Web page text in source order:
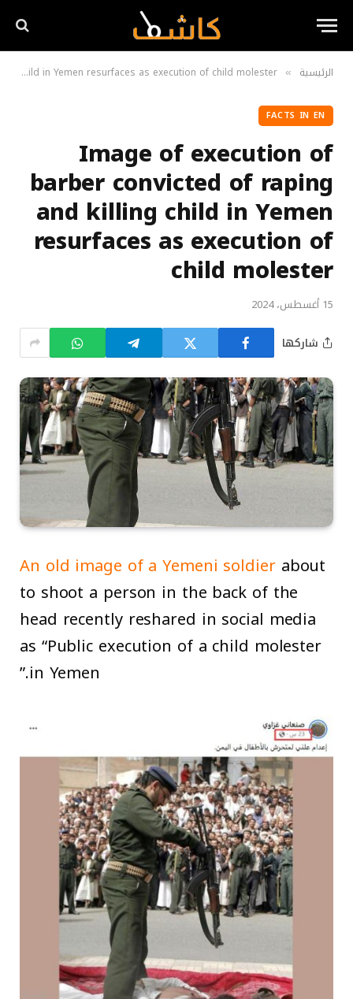
الرئيسية »
Image of execution of barber convicted of raping and killing child in Yemen resurfaces as execution of child molester
FACTS IN EN
Image of execution of
barber convicted of raping
and killing child in Yemen
resurfaces as execution of
child molester
15 أغسطس، 2024
شاركها
An old image of a Yemeni soldierabout
to shoot a person in the back of the
head recently reshared in social media
as “Public execution of a child molester
in Yemen.”